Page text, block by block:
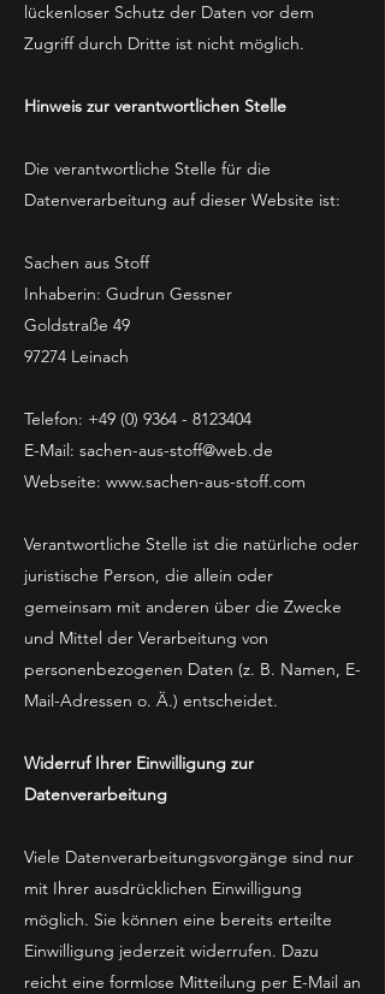
lückenloser Schutz der Daten vor dem
Zugriff durch Dritte ist nicht möglich.
Hinweis zur verantwortlichen Stelle
Die verantwortliche Stelle für die
Datenverarbeitung auf dieser Website ist:
Sachen aus Stoff
Inhaberin: Gudrun Gessner
Goldstraße 49
97274 Leinach
Telefon: +49 (0) 9364 - 8123404
E-Mail: sachen-aus-stoff@web.de
Webseite: www.sachen-aus-stoff.com
Verantwortliche Stelle ist die natürliche oder
juristische Person, die allein oder
gemeinsam mit anderen über die Zwecke
und Mittel der Verarbeitung von
personenbezogenen Daten (z. B. Namen, E-
Mail-Adressen o. Ä.) entscheidet.
Widerruf Ihrer Einwilligung zur
Datenverarbeitung
Viele Datenverarbeitungsvorgänge sind nur
mit Ihrer ausdrücklichen Einwilligung
möglich. Sie können eine bereits erteilte
Einwilligung jederzeit widerrufen. Dazu
reicht eine formlose Mitteilung per E-Mail an